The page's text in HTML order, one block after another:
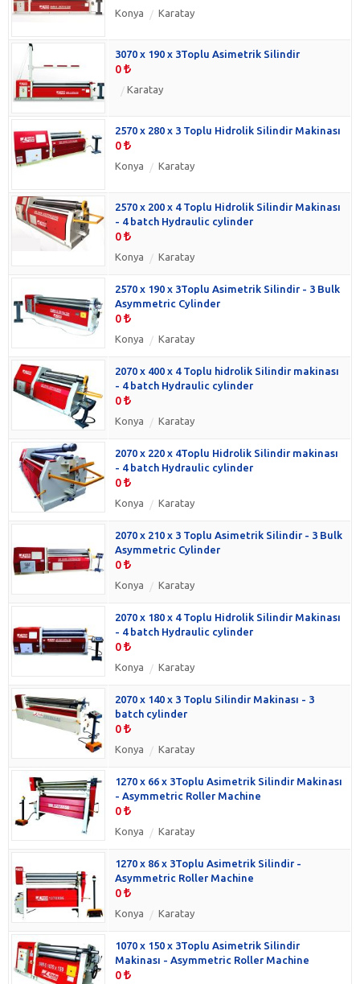
Konya Karatay
3070 x 190 x 3Toplu Asimetrik Silindir
0
Karatay
2570 x 280 x 3 Toplu Hidrolik Silindir Makinası
0
Konya Karatay
2570 x 200 x 4 Toplu Hidrolik Silindir Makinası
- 4 batch Hydraulic cylinder
0
Konya Karatay
2570 x 190 x 3Toplu Asimetrik Silindir - 3 Bulk
Asymmetric Cylinder
0
Konya Karatay
2070 x 400 x 4 Toplu hidrolik Silindir makinası
- 4 batch Hydraulic cylinder
0
Konya Karatay
2070 x 220 x 4Toplu Hidrolik Silindir makinası
- 4 batch Hydraulic cylinder
0
Konya Karatay
2070 x 210 x 3 Toplu Asimetrik Silindir - 3 Bulk
Asymmetric Cylinder
0
Konya Karatay
2070 x 180 x 4 Toplu Hidrolik Silindir Makinası
- 4 batch Hydraulic cylinder
0
Konya Karatay
2070 x 140 x 3 Toplu Silindir Makinası - 3
batch cylinder
0
Konya Karatay
1270 x 66 x 3Toplu Asimetrik Silindir Makinası
- Asymmetric Roller Machine
0
Konya Karatay
1270 x 86 x 3Toplu Asimetrik Silindir -
Asymmetric Roller Machine
0
Konya Karatay
1070 x 150 x 3Toplu Asimetrik Silindir
Makinası - Asymmetric Roller Machine
0